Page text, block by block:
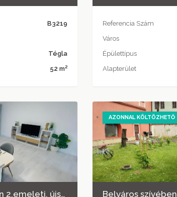
B3219
Tégla
52 m2
Referencia Szám
Város
Épülettípus
Alapterület
Pécsett a Belvárosban 2.emeleti, újszerű, igényes lakás kiadó!
AZONNAL KÖLTÖZHETŐ
Belváros szívében